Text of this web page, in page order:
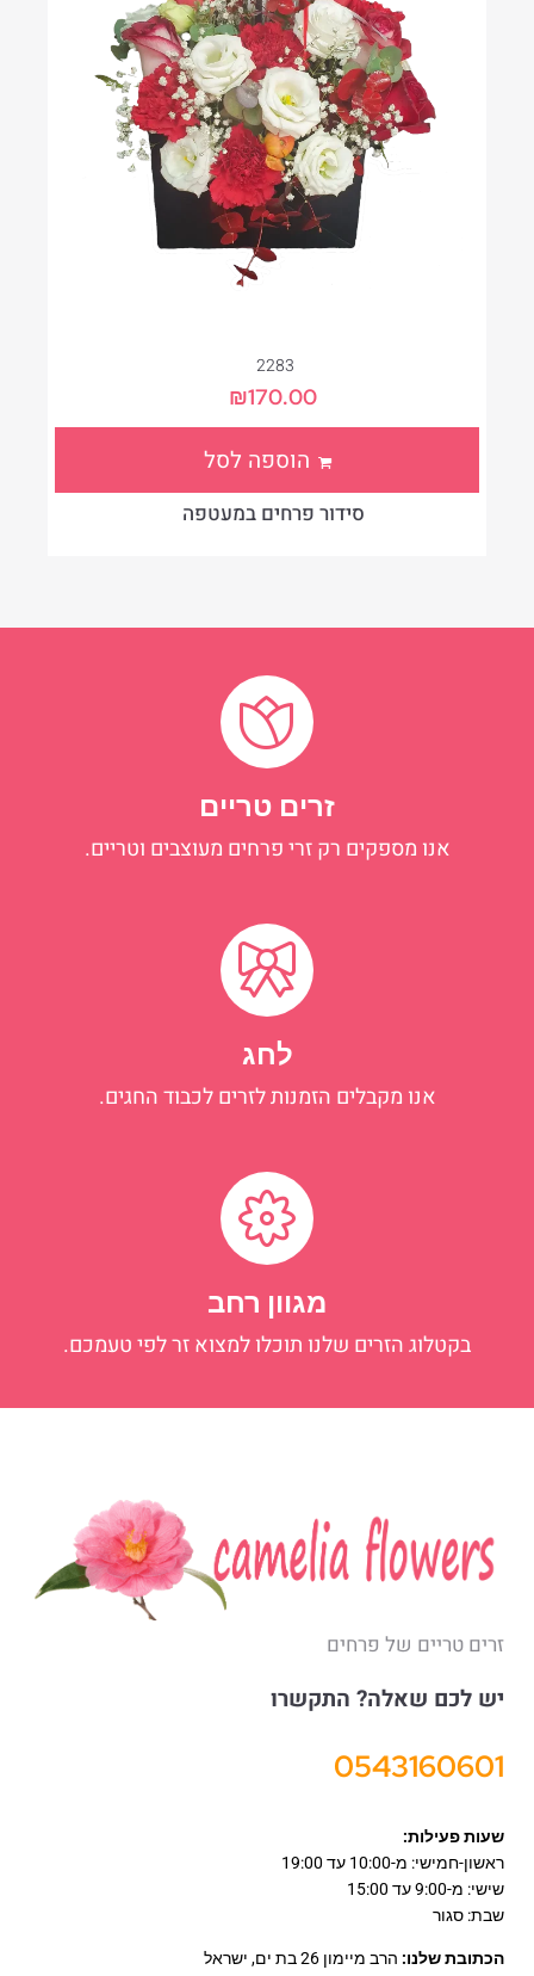
2283
סידור פרחים במעטפה
₪170.00
הוספה לסל
זרים טריים
אנו מספקים רק זרי פרחים מעוצבים וטריים.
לחג
אנו מקבלים הזמנות לזרים לכבוד החגים.
מגוון רחב
בקטלוג הזרים שלנו תוכלו למצוא זר לפי טעמכם.
זרים טריים של פרחים
יש לכם שאלה? התקשרו
0543160601
שעות פעילות:
ראשון-חמישי: מ-10:00 עד 19:00
שישי: מ-9:00 עד 15:00
שבת: סגור
הכתובת שלנו: הרב מיימון 26 בת ים, ישראל